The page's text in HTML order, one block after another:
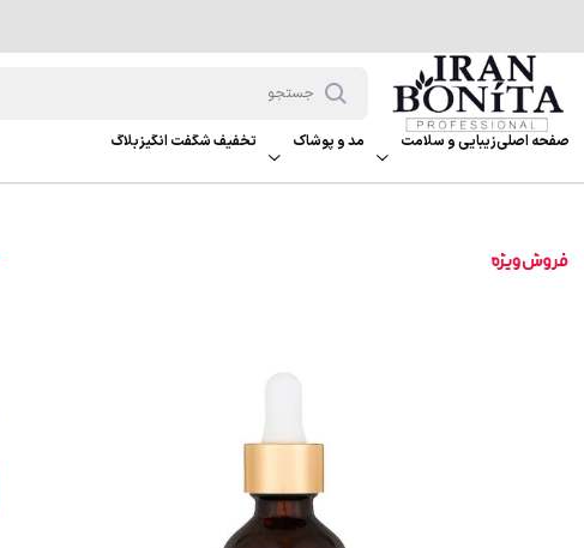
صفحه اصلیزیبایی و سلامت مد و پوشاک تخفیف شگفت انگیزبلاگ